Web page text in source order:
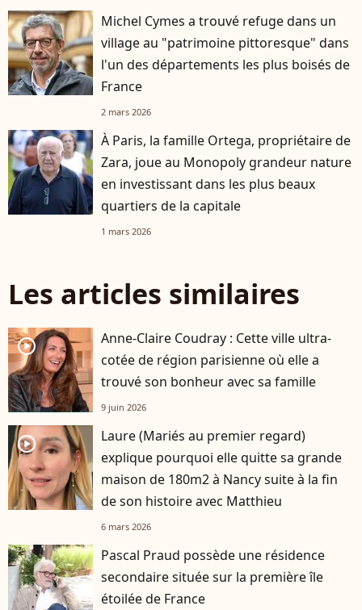
Michel Cymes a trouvé refuge dans un
village au "patrimoine pittoresque" dans
l'un des départements les plus boisés de
France
2 mars 2026
À Paris, la famille Ortega, propriétaire de
Zara, joue au Monopoly grandeur nature
en investissant dans les plus beaux
quartiers de la capitale
1 mars 2026
Les articles similaires
player2
Anne-Claire Coudray : Cette ville ultra-
cotée de région parisienne où elle a
trouvé son bonheur avec sa famille
9 juin 2026
player2
Laure (Mariés au premier regard)
explique pourquoi elle quitte sa grande
maison de 180m2 à Nancy suite à la fin
de son histoire avec Matthieu
6 mars 2026
Pascal Praud possède une résidence
secondaire située sur la première île
étoilée de France